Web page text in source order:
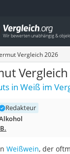
nach Kategorie
Vergleich 2026
in Weiß im
Redakteur
Weißwein, der